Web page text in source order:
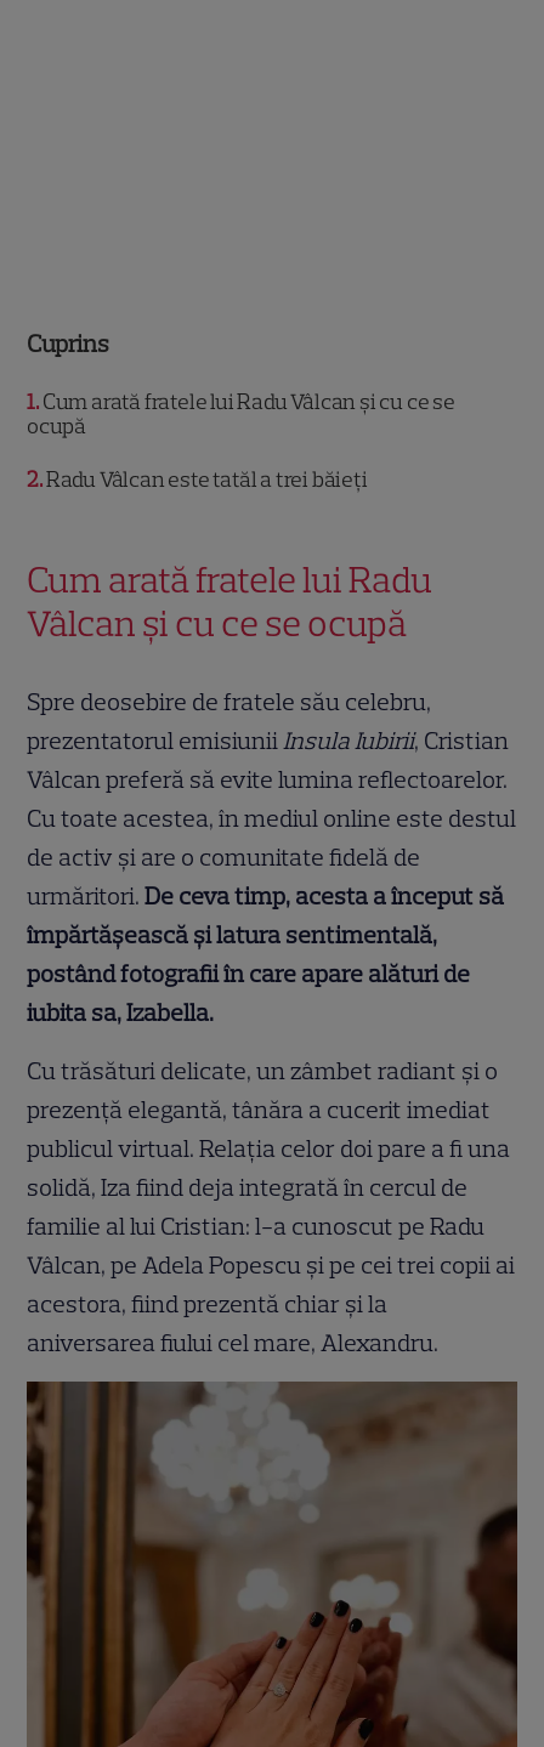
Cuprins
1 Cum arată fratele lui Radu Vâlcan și cu ce se
ocupă
2 Radu Vâlcan este tatăl a trei băieți
Cum arată fratele lui Radu
Vâlcan și cu ce se ocupă
Spre deosebire de fratele său celebru,
prezentatorul emisiuniiInsula Iubirii, Cristian
Vâlcan preferă să evite lumina reflectoarelor.
Cu toate acestea, în mediul online este destul
de activ și are o comunitate fidelă de
urmăritori.De ceva timp, acesta a început să
împărtășească și latura sentimentală,
postând fotografii în care apare alături de
iubita sa, Izabella.
Cu trăsături delicate, un zâmbet radiant și o
prezență elegantă, tânăra a cucerit imediat
publicul virtual. Relația celor doi pare a fi una
solidă, Iza fiind deja integrată în cercul de
familie al lui Cristian: l-a cunoscut pe Radu
Vâlcan, pe Adela Popescu și pe cei trei copii ai
acestora, fiind prezentă chiar și la
aniversarea fiului cel mare, Alexandru.